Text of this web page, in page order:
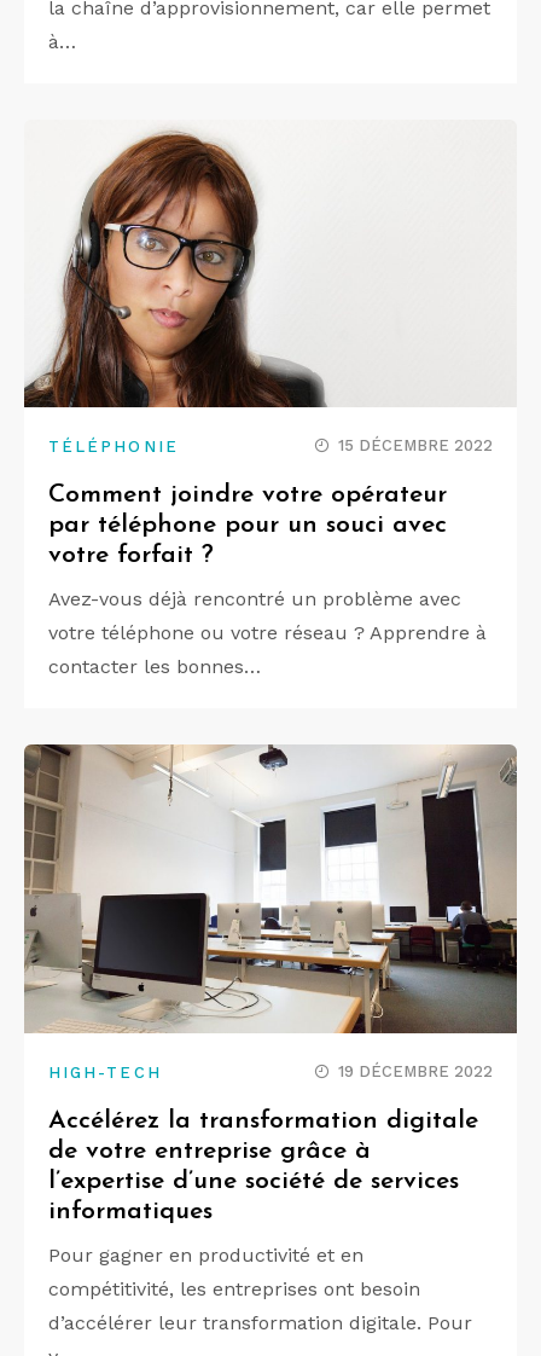
la chaîne d’approvisionnement, car elle permet
à…
TÉLÉPHONIE 15 DÉCEMBRE 2022
Comment joindre votre opérateur
par téléphone pour un souci avec
votre forfait ?
Avez-vous déjà rencontré un problème avec
votre téléphone ou votre réseau ? Apprendre à
contacter les bonnes…
HIGH-TECH 19 DÉCEMBRE 2022
Accélérez la transformation digitale
de votre entreprise grâce à
l’expertise d’une société de services
informatiques
Pour gagner en productivité et en
compétitivité, les entreprises ont besoin
d’accélérer leur transformation digitale. Pour